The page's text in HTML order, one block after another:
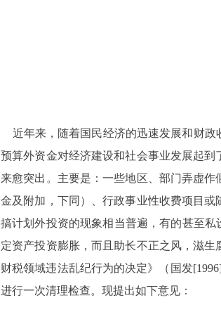
近年来，随着国民经济的迅速发展和财政
预算外资金对经济建设和社会事业发展起
来愈突出。主要是：一些地区、部门弄虚
金及附加，下同）、行政事业性收费项目或
搞计划外投资的现象相当普遍，有的甚至
定资产投资膨胀，而且助长不正之风，滋
财税领域违法乱纪行为的决定》（国发
进行一次清理检查。现提出如下意见：